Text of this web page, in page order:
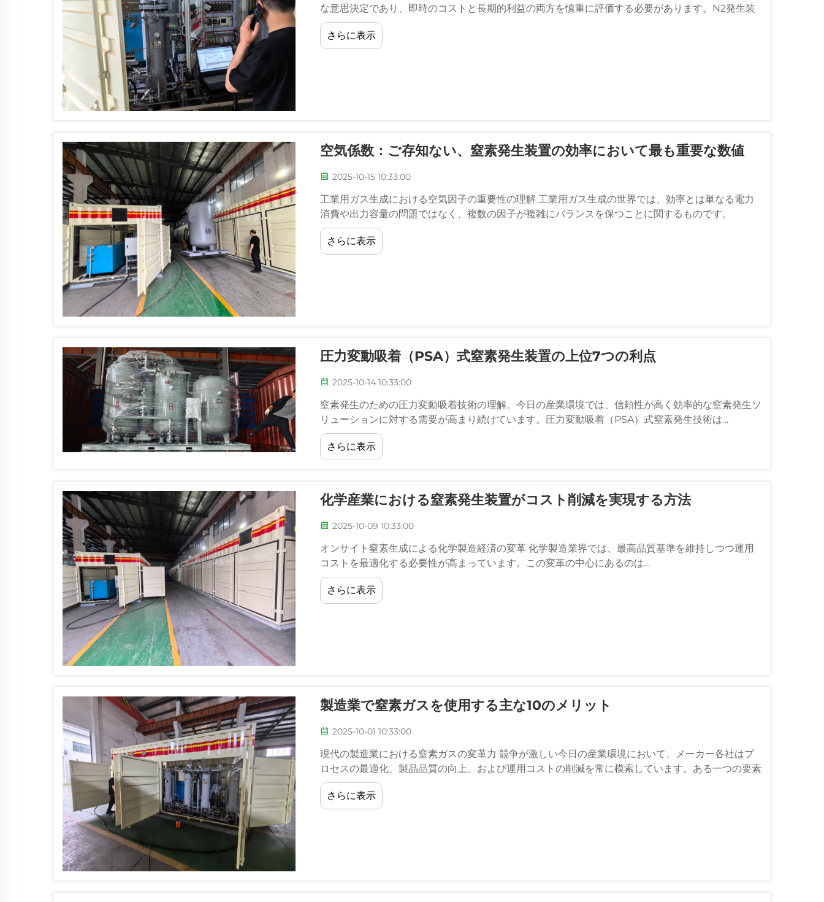
な意思決定であり、即時のコストと長期的利益の両方を慎重に評価する必要があります。N2発生装
置のコストe…
さらに表示
空気係数：ご存知ない、窒素発生装置の効率において最も重要な数値
2025-10-15 10:33:00
工業用ガス生成における空気因子の重要性の理解 工業用ガス生成の世界では、効率とは単なる電力
消費や出力容量の問題ではなく、複数の因子が複雑にバランスを保つことに関するものです。
さらに表示
圧力変動吸着（PSA）式窒素発生装置の上位7つの利点
2025-10-14 10:33:00
窒素発生のための圧力変動吸着技術の理解。今日の産業環境では、信頼性が高く効率的な窒素発生ソ
リューションに対する需要が高まり続けています。圧力変動吸着（PSA）式窒素発生技術は…
さらに表示
化学産業における窒素発生装置がコスト削減を実現する方法
2025-10-09 10:33:00
オンサイト窒素生成による化学製造経済の変革 化学製造業界では、最高品質基準を維持しつつ運用
コストを最適化する必要性が高まっています。この変革の中心にあるのは…
さらに表示
製造業で窒素ガスを使用する主な10のメリット
2025-10-01 10:33:00
現代の製造業における窒素ガスの変革力 競争が激しい今日の産業環境において、メーカー各社はプ
ロセスの最適化、製品品質の向上、および運用コストの削減を常に模索しています。ある一つの要素
が、こうした取り組みを可能にしています…
さらに表示